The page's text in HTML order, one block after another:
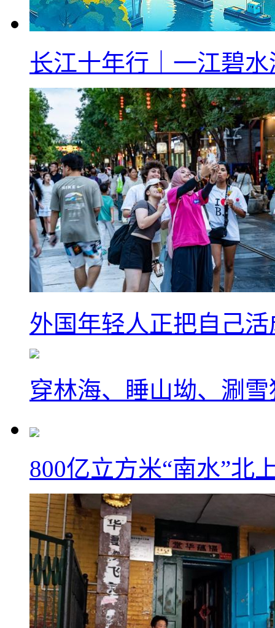
长江十年行｜一江碧
外国年轻人正把自己活
穿林海、睡山坳、涮
800亿立方米“南水”北